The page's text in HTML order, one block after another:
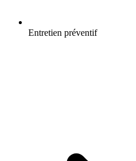
Entretien préventif